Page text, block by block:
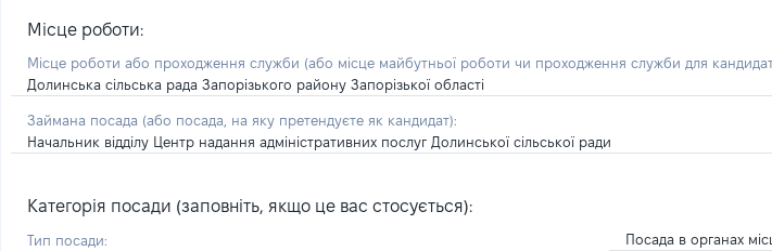
Місце роботи:
Місце роботи або проходження служби (або місце майбутньої роботи чи проходження служби для
Долинська сільська рада Запорізького району Запорізької області
Займана посада (або посада, на яку претендуєте як кандидат):
Начальник відділу Центр надання адміністративних послуг Долинської сільської ради
Категорія посади (заповніть, якщо це вас стосується):
Тип посади: Посада в органах